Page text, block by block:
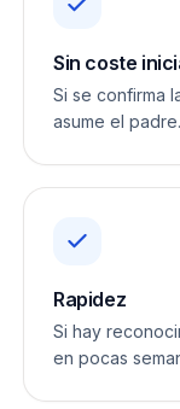
Sin coste
Si se confirma
asume el padre.
Rapidez
Si hay
en pocas